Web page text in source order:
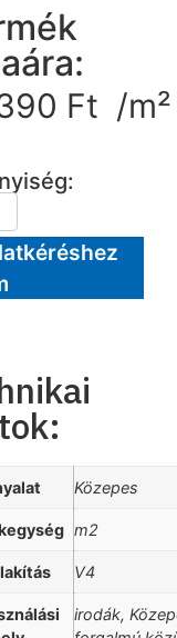
Ft /m²
Közepes
m2
V4
irodák,